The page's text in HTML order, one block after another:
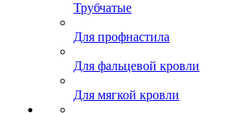
Трубчатые
Для профнастила
Для фальцевой кровли
Для мягкой кровли